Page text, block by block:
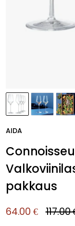
AIDA
pakkaus
64.00 € 117.00